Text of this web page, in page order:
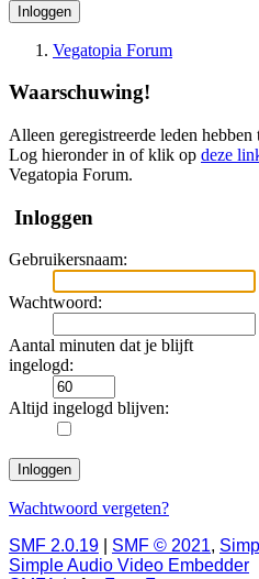
Inloggen
Vegatopia Forum
Waarschuwing!
Alleen geregistreerde leden hebben
Log hieronder in of klik op deze
Vegatopia Forum.
Inloggen
Gebruikersnaam:
Wachtwoord:
Aantal minuten dat je blijft
ingelogd:
Altijd ingelogd blijven:
Wachtwoord vergeten?
SMF 2.0.19
SMF © 2021,
Simple Audio Video Embedder